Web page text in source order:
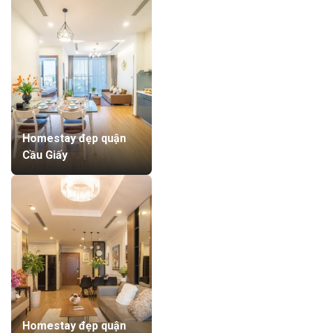
Homestay đẹp quận
Cầu Giấy
Homestay đẹp quận